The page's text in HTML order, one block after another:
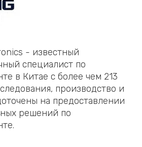
- известный
специалист по
в Китае с более чем 213
производство и
на предоставлении
решений по